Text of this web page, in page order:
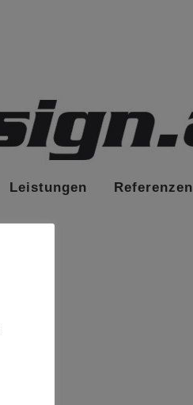
Leistungen Referenzen